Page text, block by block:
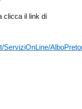
clicca il link di
ServiziOnLine/